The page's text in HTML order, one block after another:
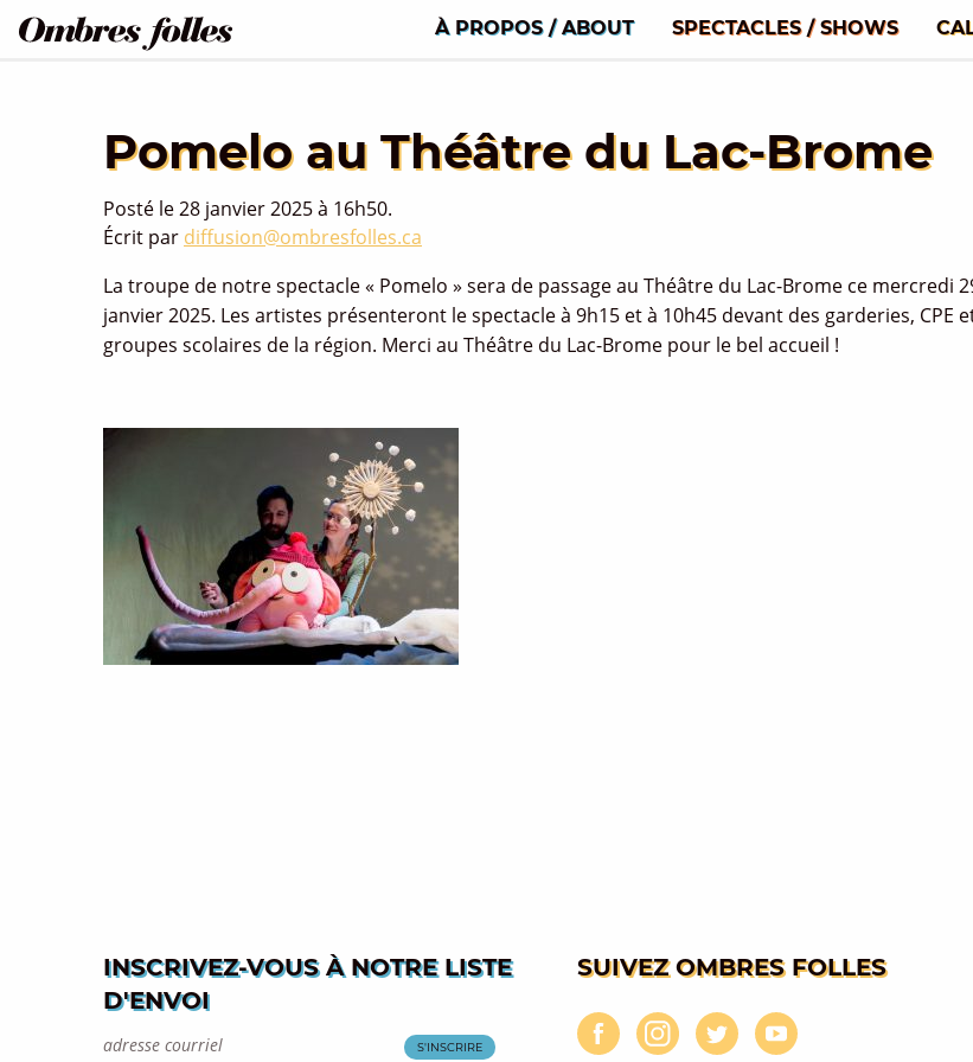
À PROPOS / ABOUT SPECTACLES / SHOWS
Pomelo au Théâtre du Lac-Brome
Posté le 28 janvier 2025 à 16h50.
Écrit par diffusion@ombresfolles.ca
La troupe de notre spectacle « Pomelo » sera de passage au Théâtre du Lac-Brome ce mercredi
janvier 2025. Les artistes présenteront le spectacle à 9h15 et à 10h45 devant des garderies, CPE
groupes scolaires de la région. Merci au Théâtre du Lac-Brome pour le bel accueil !
INSCRIVEZ-VOUS À NOTRE LISTE
D'ENVOI
SUIVEZ OMBRES FOLLES